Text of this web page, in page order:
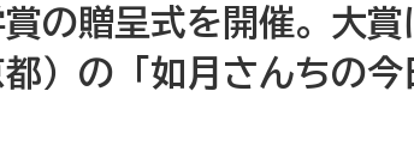
の贈呈式を開催。大賞
）の「如月さんちの今